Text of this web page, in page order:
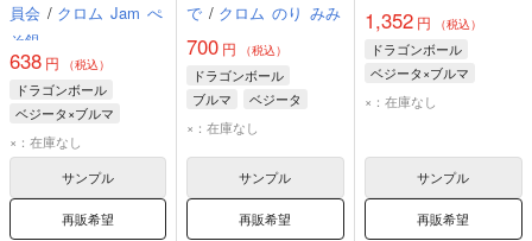
員会 / クロム Jam ぺ
そ銀
638 円 （税込）
ドラゴンボール
ベジータ×ブルマ
ベジータ
×：在庫なし
サンプル
再販希望
で / クロム のり みみ
700 円 （税込）
ドラゴンボール
ブルマ
ベジータ
×：在庫なし
サンプル
再販希望
1,352円 （税込）
ドラゴンボール
ベジータ×ブルマ
ベジータ
×：在庫なし
サンプル
再販希望